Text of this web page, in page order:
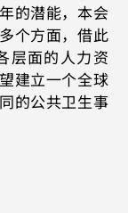
的潜能，本会
个方面，借此
层面的人力资
建立一个全球
的公共卫生事